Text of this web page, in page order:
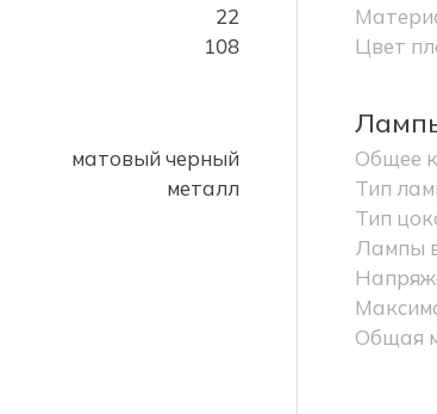
22
108
Цвет
матовый черный
металл
Общее
Тип
Тип
Лампы
Общая